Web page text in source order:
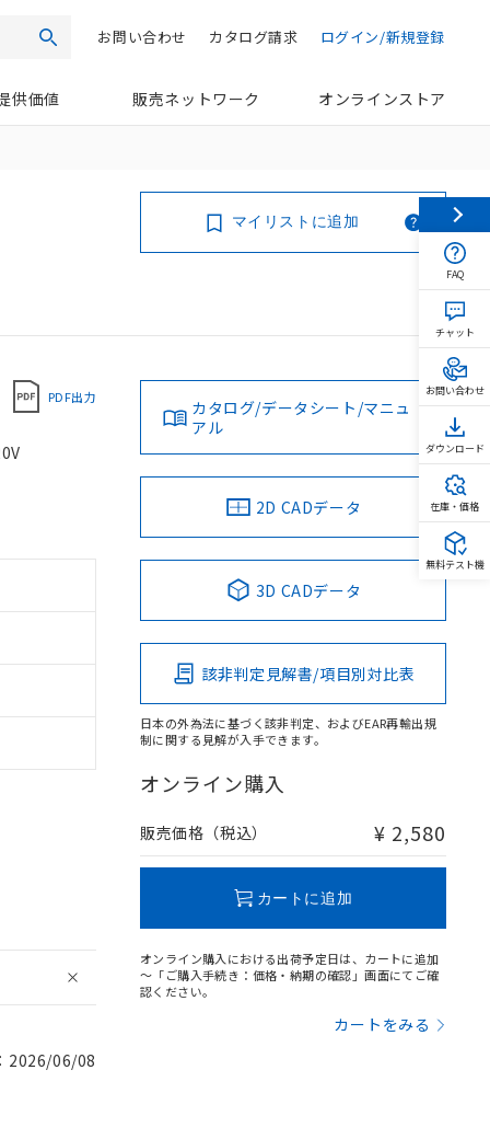
検索 ログイン/新規登録
カタログ請求
お問い合わせ
供価値 販売ネットワーク オンラインストア
マイリストに追加
PDF出力
2026/06/08
カタログ/データシート/マニュ
アル
2D CADデータ
3D CADデータ
該非判定見解書/項目別対比表
日本の外為法に基づく該非判定、およびEAR再輸出規
制に関する見解が入手できます。
オンライン購入
販売価格（税込） ¥ 2,580
カートに追加
オンライン購入における出荷予定日は、カートに追加
～「ご購入手続き：価格・納期の確認」画面にてご確
認ください。
カートをみる
FAQ
チャット
お問い合わせ
ダウンロード
在庫・価格
無料テスト機